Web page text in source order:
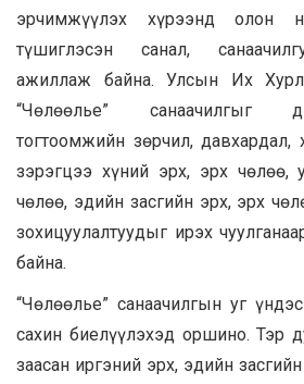
эрчимжүүлэх хүрээнд олон
түшиглэсэн санал,
ажиллаж байна. Улсын Их
“Чөлөөлье” санаачилгыг
тогтоомжийн зөрчил, давхардал,
зэрэгцээ хүний эрх, эрх чөлөө,
чөлөө, эдийн засгийн эрх, эрх
зохицуулалтуудыг ирэх
байна.
“Чөлөөлье” санаачилгын уг
сахин биелүүлэхэд оршино. Тэр
заасан иргэний эрх, эдийн